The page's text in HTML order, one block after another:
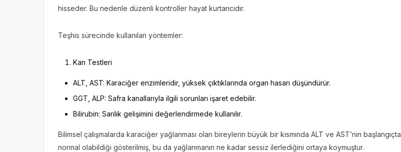
hisseder. Bu nedenle düzenli kontroller hayat kurtarıcıdır.
Teşhis sürecinde kullanılan yöntemler:
Kan Testleri
ALT, AST: Karaciğer enzimleridir, yüksek çıktıklarında organ hasarı düşündürür.
GGT, ALP: Safra kanallarıyla ilgili sorunları işaret edebilir.
Bilirubin: Sarılık gelişimini değerlendirmede kullanılır.
Bilimsel çalışmalarda karaciğer yağlanması olan bireylerin büyük bir kısmında ALT ve AST’nin başlangıçta
normal olabildiği gösterilmiş, bu da yağlanmanın ne kadar sessiz ilerlediğini ortaya koymuştur.